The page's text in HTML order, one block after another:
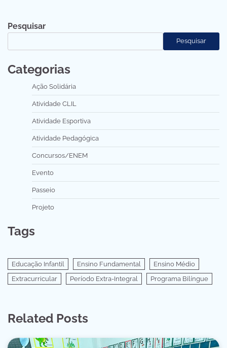
Pesquisar
Pesquisar
Categorias
Ação Solidária
Atividade CLIL
Atividade Esportiva
Atividade Pedagógica
Concursos/ENEM
Evento
Passeio
Projeto
Tags
Educação Infantil Ensino Fundamental
Ensino Médio
Extracurricular
Período Extra-Integral Programa Bilíngue
Related Posts